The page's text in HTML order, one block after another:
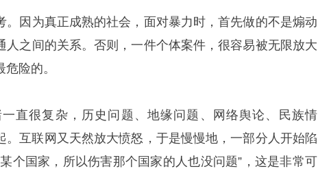
。因为真正成熟的社会，面对暴力时，首先做的不是煽动
人之间的关系。否则，一件个体案件，很容易被无限放大
险的。
直很复杂，历史问题、地缘问题、网络舆论、民族情
互联网又天然放大愤怒，于是慢慢地，一部分人开始陷
个国家，所以伤害那个国家的人也没问题”，这是非常可